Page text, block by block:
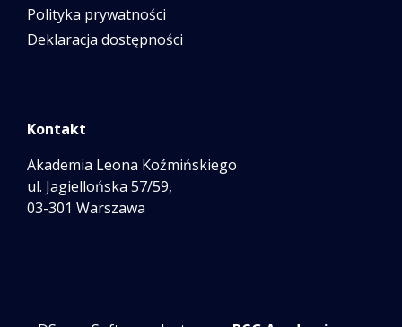
Polityka prywatności
Deklaracja dostępności
Kontakt
Akademia Leona Koźmińskiego
ul. Jagiellońska 57/59,
03-301 Warszawa